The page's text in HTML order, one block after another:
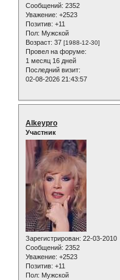
Сообщений: 2352
Уважение: +2523
Позитив: +11
Пол: Мужской
Возраст: 37 [1988-12-30]
Провел на форуме:
1 месяц 16 дней
Последний визит:
02-08-2026 21:43:57
Alkeypro
Участник
Зарегистрирован: 22-03-2010
Сообщений: 2352
Уважение: +2523
Позитив: +11
Пол: Мужской